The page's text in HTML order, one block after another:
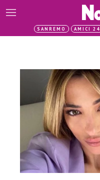
SANREMO AMICI 24